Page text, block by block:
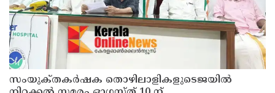
സംയുക്‌തകർഷക തൊഴിലാളികളുടെജയിൽ